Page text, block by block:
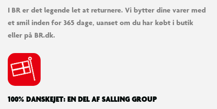
I BR er det legende let at returnere. Vi bytter dine varer med
et smil inden for 365 dage, uanset om du har købt i butik
eller på BR.dk.
100% DANSKEJET: EN DEL AF SALLING GROUP